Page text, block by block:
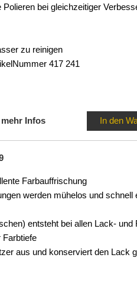
bei gleichzeitiger
zu reinigen
417 241
mehr Infos In den
Farbauffrischung
werden mühelos und schnell
entsteht bei allen Lack- und
Farbtiefe
aus und konserviert den Lack